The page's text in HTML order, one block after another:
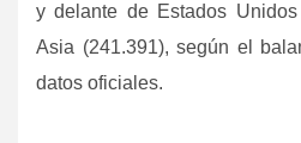
y delante de Estados
Asia (241.391), según el
datos oficiales.